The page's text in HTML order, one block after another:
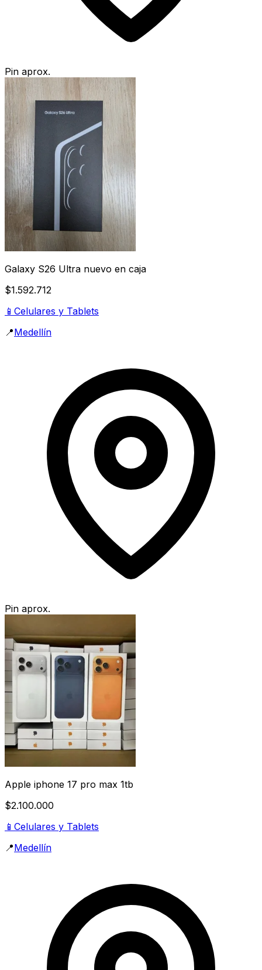
Pin aprox.
Galaxy S26 Ultra nuevo en caja
$1.592.712
📱 Celulares y Tablets
📍Medellín
Pin aprox.
Apple iphone 17 pro max 1tb
$2.100.000
📱 Celulares y Tablets
📍Medellín